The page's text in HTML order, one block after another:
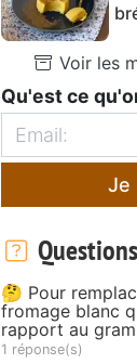
Voir les
Qu'est ce
Je
🤔 Pour
fromage blanc
rapport au
1 réponse(s)